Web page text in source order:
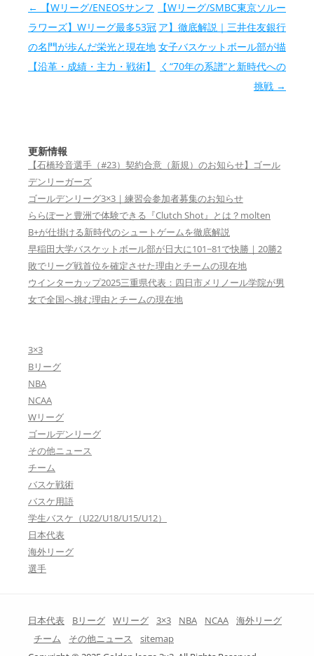
投稿ナビゲーション
←
【Wリーグ/ENEOSサンフ
ラワーズ】Wリーグ最多53冠
の名門が歩んだ栄光と現在地
【沿革・成績・主力・戦術】
【Wリーグ/SMBC東京ソルー
ア】徹底解説｜三井住友銀行
女子バスケットボール部が描
く“70年の系譜”と新時代への
挑戦 →
更新情報
【石橋玲音選手（#23）契約合意（新規）のお知らせ】ゴール
デンリーガーズ
ゴールデンリーグ3×3｜練習会参加者募集のお知らせ
ららぽーと豊洲で体験できる『Clutch Shot』とは？molten
B+が仕掛ける新時代のシュートゲームを徹底解説
早稲田大学バスケットボール部が日大に101−81で快勝｜20勝2
敗でリーグ戦首位を確定させた理由とチームの現在地
ウインターカップ2025三重県代表：四日市メリノール学院が男
女で全国へ挑む理由とチームの現在地
3×3
Bリーグ
NBA
NCAA
Wリーグ
ゴールデンリーグ
その他ニュース
チーム
バスケ戦術
バスケ用語
学生バスケ（U22/U18/U15/U12）
日本代表
海外リーグ
選手
日本代表 Bリーグ Wリーグ 3×3 NBA NCAA
海外リーグ
チーム
その他ニュース
sitemap